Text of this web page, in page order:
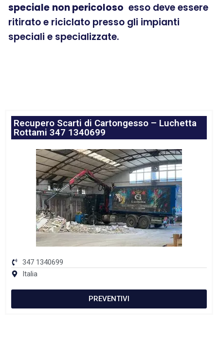
speciale non pericoloso esso deve essere
ritirato e riciclato presso gli impianti
speciali e specializzate.
Recupero Scarti di Cartongesso – Luchetta
Rottami 347 1340699
347 1340699
Italia
PREVENTIVI